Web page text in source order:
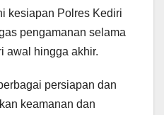
kesiapan Polres Kediri
pengamanan selama
awal hingga akhir.
persiapan dan
keamanan dan